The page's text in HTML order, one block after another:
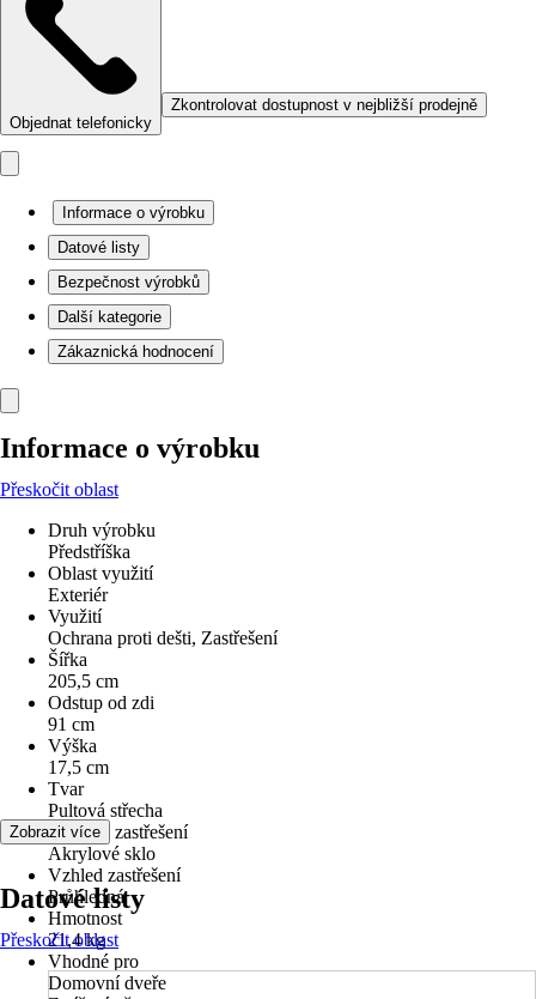
Objednat telefonicky
Zkontrolovat dostupnost v nejbližší prodejně
Informace o výrobku
Datové listy
Bezpečnost výrobků
Další kategorie
Zákaznická hodnocení
Informace o výrobku
Přeskočit oblast
Druh výrobku
Předstříška
Oblast využití
Exteriér
Využití
Ochrana proti dešti, Zastřešení
Šířka
205,5 cm
Odstup od zdi
91 cm
Výška
17,5 cm
Tvar
Pultová střecha
Materiál zastřešení
Akrylové sklo
Vzhled zastřešení
Průhledná
Hmotnost
21,4 kg
Vhodné pro
Domovní dveře
Zobrazit více
Datové listy
Přeskočit oblast